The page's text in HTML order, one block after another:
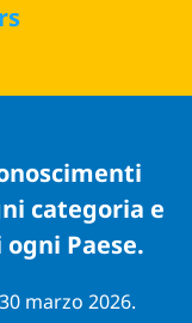
categoria e
Paese.
marzo 2026.